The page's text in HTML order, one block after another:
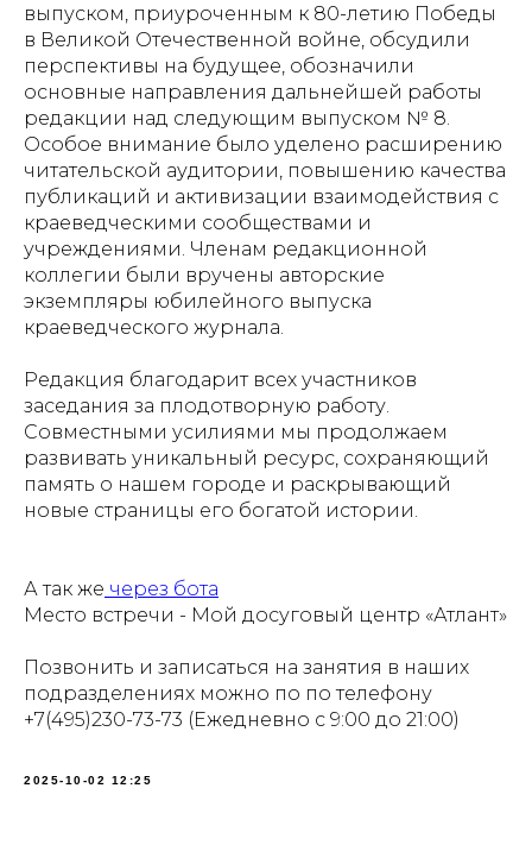
выпуском, приуроченным к 80-летию Победы
в Великой Отечественной войне, обсудили
перспективы на будущее, обозначили
основные направления дальнейшей работы
редакции над следующим выпуском № 8.
Особое внимание было уделено расширению
читательской аудитории, повышению качества
публикаций и активизации взаимодействия с
краеведческими сообществами и
учреждениями. Членам редакционной
коллегии были вручены авторские
экземпляры юбилейного выпуска
краеведческого журнала.
Редакция благодарит всех участников
заседания за плодотворную работу.
Совместными усилиями мы продолжаем
развивать уникальный ресурс, сохраняющий
память о нашем городе и раскрывающий
новые страницы его богатой истории.
А так же через бота
Место встречи - Мой досуговый центр «Атлант»
Позвонить и записаться на занятия в наших
подразделениях можно по по телефону
+7(495)230-73-73 (Ежедневно с 9:00 до 21:00)
2025-10-02 12:25